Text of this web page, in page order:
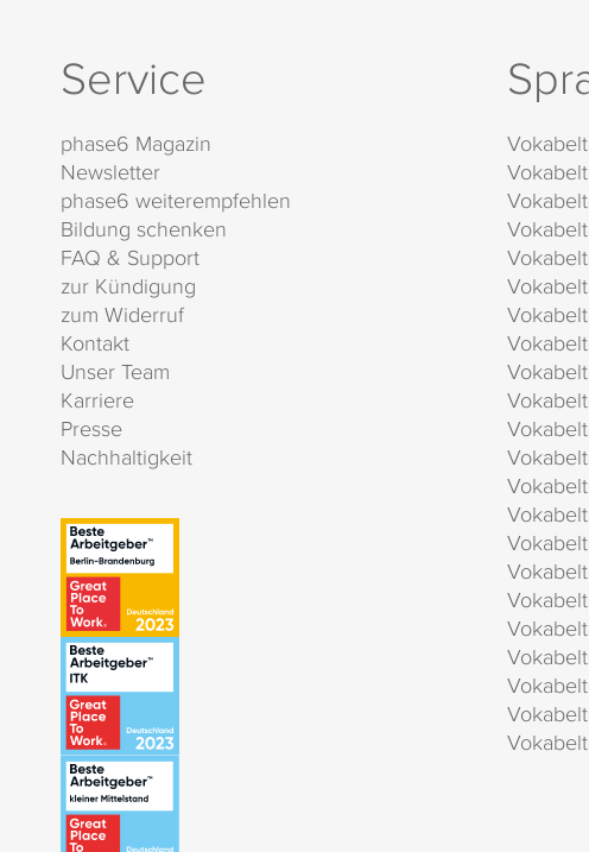
Service
phase6 Magazin
Newsletter
phase6 weiterempfehlen
Bildung schenken
FAQ & Support
zur Kündigung
zum Widerruf
Kontakt
Unser Team
Karriere
Presse
Nachhaltigkeit